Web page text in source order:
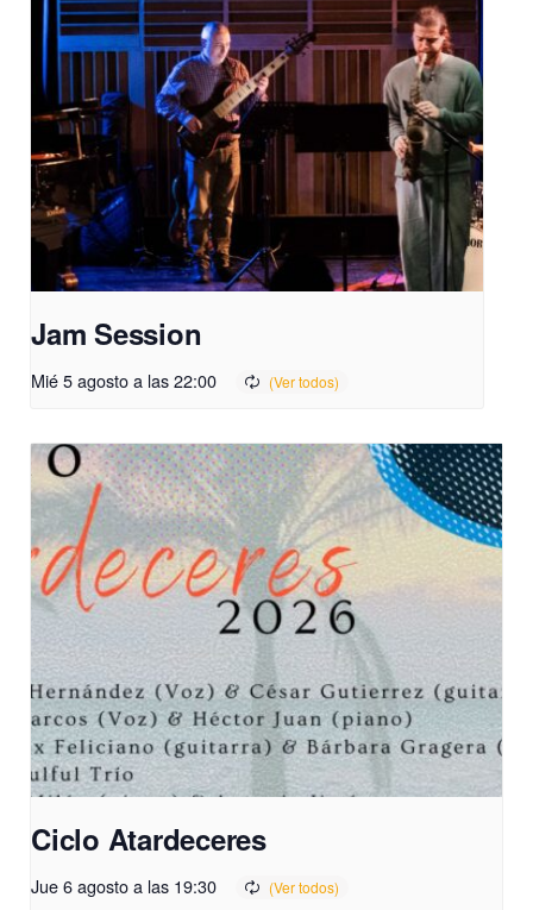
Jam Session
Mié 5 agosto a las 22:00
Ciclo Atardeceres
Jue 6 agosto a las 19:30